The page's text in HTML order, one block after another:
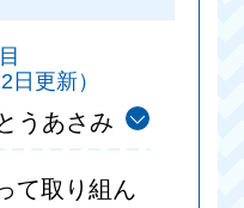
日更新）
うあさみ
て取り組ん